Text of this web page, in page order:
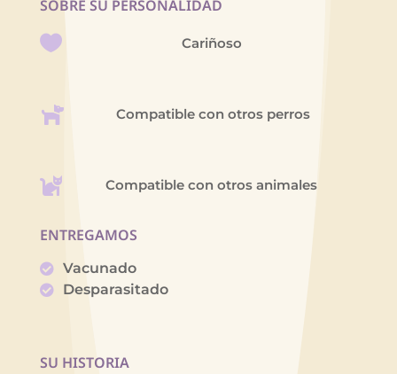
SOBRE SU PERSONALIDAD
Cariñoso
Compatible con otros perros
Compatible con otros animales
ENTREGAMOS
Vacunado
Desparasitado
SU HISTORIA